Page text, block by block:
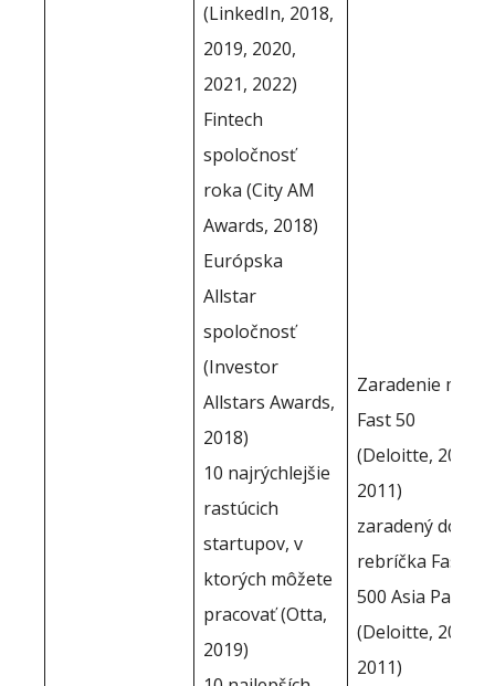
(LinkedIn, 2018,
2019, 2020,
2021, 2022)
Fintech
spoločnosť
roka (City AM
Awards, 2018)
Európska
Allstar
spoločnosť
(Investor
Allstars Awards,
2018)
10 najrýchlejšie
rastúcich
startupov, v
ktorých môžete
pracovať (Otta,
2019)
Zaradenie medzi
Fast 50
(Deloitte, 2005 -
2011)
zaradený do
rebríčka Fast
500 Asia Pacific
(Deloitte, 2005 -
2011)